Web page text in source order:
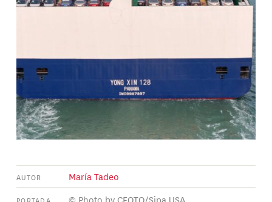
AUTOR María Tadeo
PORTADA © Photo by CFOTO/Sipa USA